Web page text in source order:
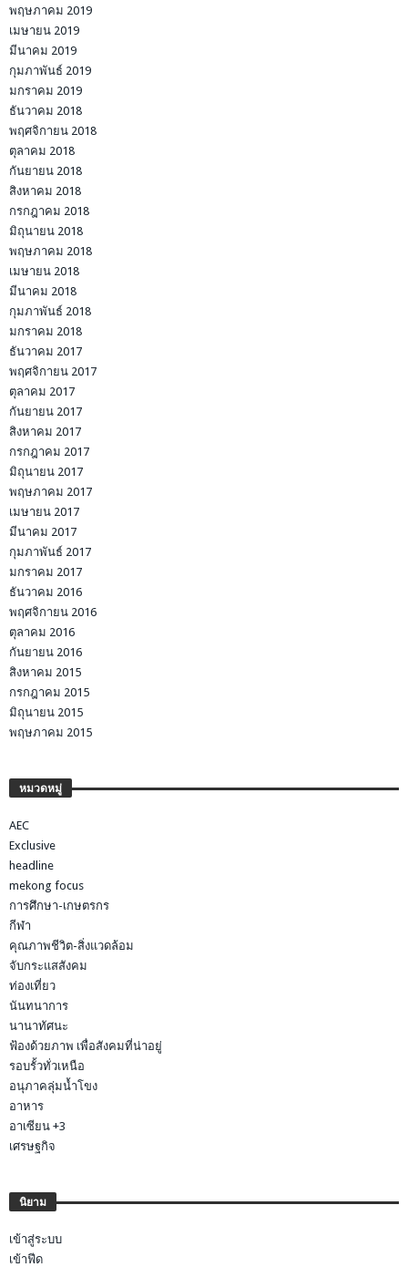
พฤษภาคม 2019
เมษายน 2019
มีนาคม 2019
กุมภาพันธ์ 2019
มกราคม 2019
ธันวาคม 2018
พฤศจิกายน 2018
ตุลาคม 2018
กันยายน 2018
สิงหาคม 2018
กรกฎาคม 2018
มิถุนายน 2018
พฤษภาคม 2018
เมษายน 2018
มีนาคม 2018
กุมภาพันธ์ 2018
มกราคม 2018
ธันวาคม 2017
พฤศจิกายน 2017
ตุลาคม 2017
กันยายน 2017
สิงหาคม 2017
กรกฎาคม 2017
มิถุนายน 2017
พฤษภาคม 2017
เมษายน 2017
มีนาคม 2017
กุมภาพันธ์ 2017
มกราคม 2017
ธันวาคม 2016
พฤศจิกายน 2016
ตุลาคม 2016
กันยายน 2016
สิงหาคม 2015
กรกฎาคม 2015
มิถุนายน 2015
พฤษภาคม 2015
หมวดหมู่
AEC
Exclusive
headline
mekong focus
การศึกษา-เกษตรกร
กีฬา
คุณภาพชีวิต-สิ่งแวดล้อม
จับกระแสสังคม
ท่องเที่ยว
นันทนาการ
นานาทัศนะ
ฟ้องด้วยภาพ เพื่อสังคมที่น่าอยู่
รอบรั้วทั่วเหนือ
อนุภาคลุ่มน้ำโขง
อาหาร
อาเซียน +3
เศรษฐกิจ
นิยาม
เข้าสู่ระบบ
เข้าฟีด